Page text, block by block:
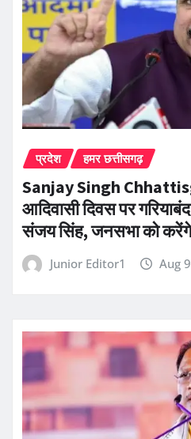
प्रदेश हमर छत्तीसगढ़
Sanjay Singh
आदिवासी दिवस पर
संजय सिंह, जनसभा को करेंगे
Junior Editor1 Aug